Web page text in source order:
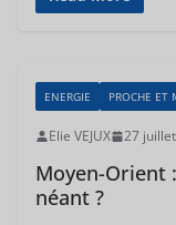
ENERGIE PROCHE ET
Elie VEJUX 27
Moyen-Orient
néant ?